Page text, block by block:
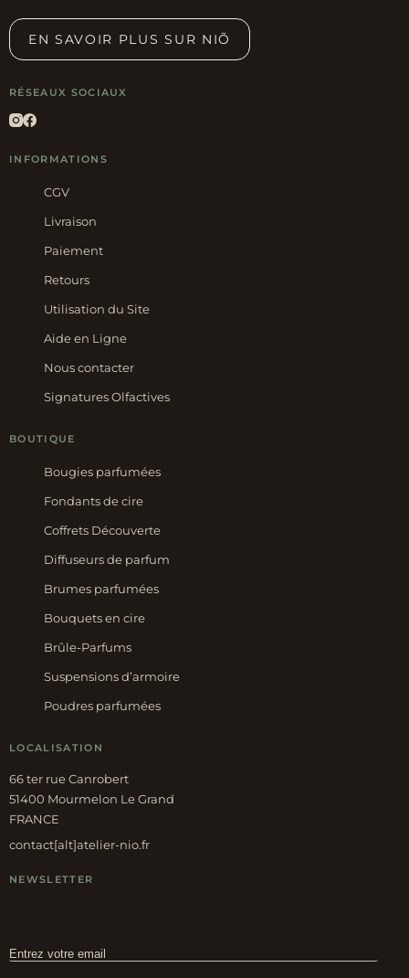
EN SAVOIR PLUS SUR NIÕ
RÉSEAUX SOCIAUX
INFORMATIONS
CGV
Livraison
Paiement
Retours
Utilisation du Site
Aide en Ligne
Nous contacter
Signatures Olfactives
BOUTIQUE
Bougies parfumées
Fondants de cire
Coffrets Découverte
Diffuseurs de parfum
Brumes parfumées
Bouquets en cire
Brûle-Parfums
Suspensions d’armoire
Poudres parfumées
LOCALISATION
66 ter rue Canrobert
51400 Mourmelon Le Grand
FRANCE
contact[alt]atelier-nio.fr
NEWSLETTER